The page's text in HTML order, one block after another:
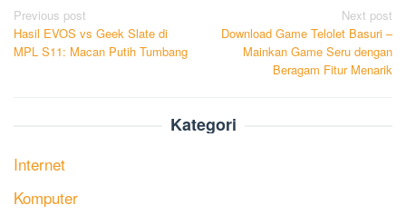
Post
navigation
Previous post
Hasil EVOS vs Geek Slate di
MPL S11: Macan Putih Tumbang
Next post
Download Game Telolet Basuri –
Mainkan Game Seru dengan
Beragam Fitur Menarik
Kategori
Internet
Komputer